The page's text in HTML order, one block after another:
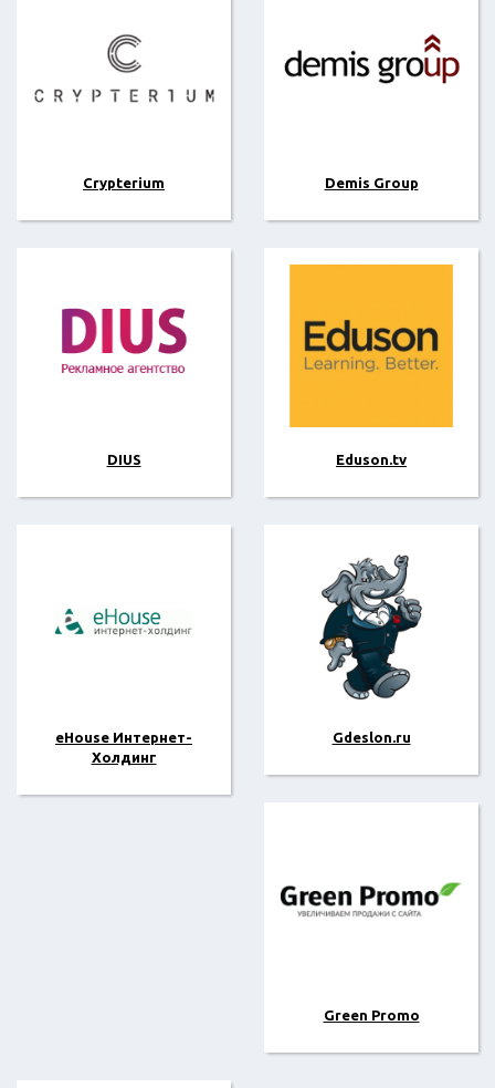
Crypterium Demis Group
DIUS Eduson.tv
eHouse Интернет-
Холдинг
Gdeslon.ru
Green Promo